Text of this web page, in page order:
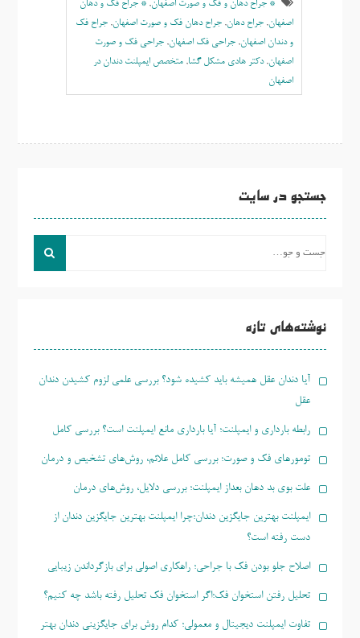
* جراح دهان و فک و صورت اصفهان, * جراح فک و دهان
اصفهان, جراح دهان, جراح دهان فک و صورت اصفهان, جراح فک
و دندان اصفهان, جراحی فک اصفهان, جراحی فک و صورت
اصفهان,دکتر هادی مشکل گشا, متخصص ایمپلنت دندان در
اصفهان
جستجو در سایت
نوشته‌های تازه
آیا دندان عقل همیشه باید کشیده شود؟ بررسی علمی لزوم کشیدن دندان
عقل
رابطه بارداری و ایمپلنت؛ آیا بارداری مانع ایمپلنت است؟ بررسی کامل
تومورهای فک و صورت؛ بررسی کامل علائم، روش‌های تشخیص و درمان
علت بوی بد دهان بعداز ایمپلنت؛ بررسی دلایل، روش‌های درمان
ایمپلنت بهترین جایگزین دندان؛چرا ایمپلنت بهترین جایگزین دندان از
دست رفته است؟
اصلاح جلو بودن فک با جراحی؛ راهکاری اصولی برای بازگرداندن زیبایی
تحلیل رفتن استخوان فک؛اگر استخوان فک تحلیل رفته باشد چه کنیم؟
تفاوت ایمپلنت دیجیتال و معمولی؛ کدام روش برای جایگزینی دندان بهتر